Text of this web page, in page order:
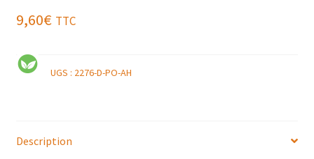
9,60€ TTC
UGS : 2276-D-PO-AH
Description